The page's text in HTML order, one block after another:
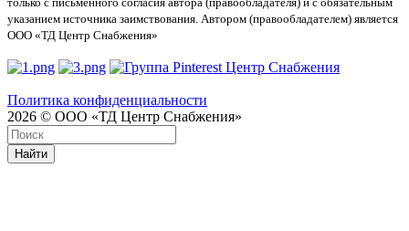
указанием источника заимствования. Автором (правообладателем) является
ООО «ТД Центр Снабжения»
Политика конфиденциальности
2026 © ООО «ТД Центр Снабжения»
Найти